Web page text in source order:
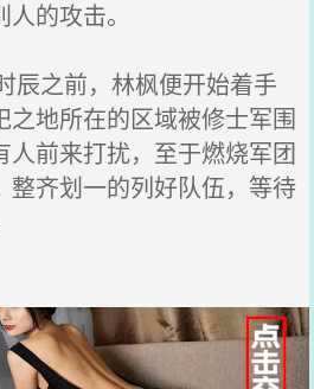
的攻击。
之前，林枫便开始着手
之地所在的区域被修士军围
人前来打扰，至于燃烧军团
整齐划一的列好队伍，等待